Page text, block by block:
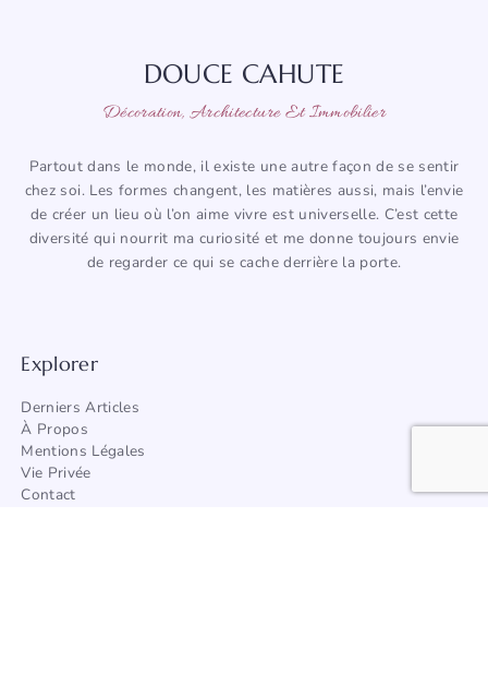
DOUCE CAHUTE
Décoration, Architecture Et Immobilier
Partout dans le monde, il existe une autre façon de se sentir
chez soi. Les formes changent, les matières aussi, mais l’envie
de créer un lieu où l’on aime vivre est universelle. C’est cette
diversité qui nourrit ma curiosité et me donne toujours envie
de regarder ce qui se cache derrière la porte.
Explorer
Derniers Articles
À Propos
Mentions Légales
Vie Privée
Contact